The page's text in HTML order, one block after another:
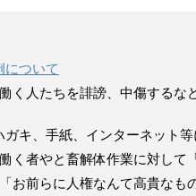
について
く人たちを誹謗、中傷するな
ガキ、手紙、インターネット
く者やと畜解体作業に対して
お前らに人権なんて高貴な